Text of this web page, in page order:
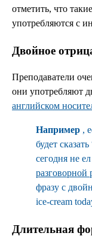
отметить, что
употребляются с
Двойное
Преподаватели
они употребляют
английском
Например ,
будет
сегодня не
разговорной
фразу с
ice-cream
Длительная